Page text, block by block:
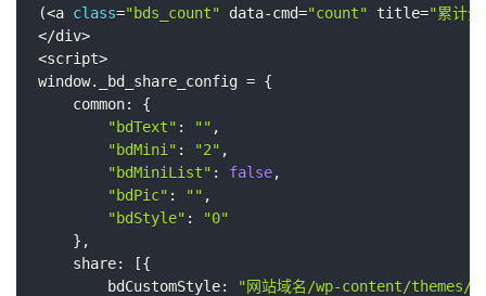
(<a class="bds_count" data-cmd="count" title="累计
</div>
<script>
window. _bd_share_config = {
    common
:
{
"bdText" : "" ,
"bdMini" : "2" ,
"bdMiniList" : false,
"bdPic" : "" ,
"bdStyle" :
"0"
} ,
share: [{
        bdCustomStyle
:
"网站域名/wp-content/